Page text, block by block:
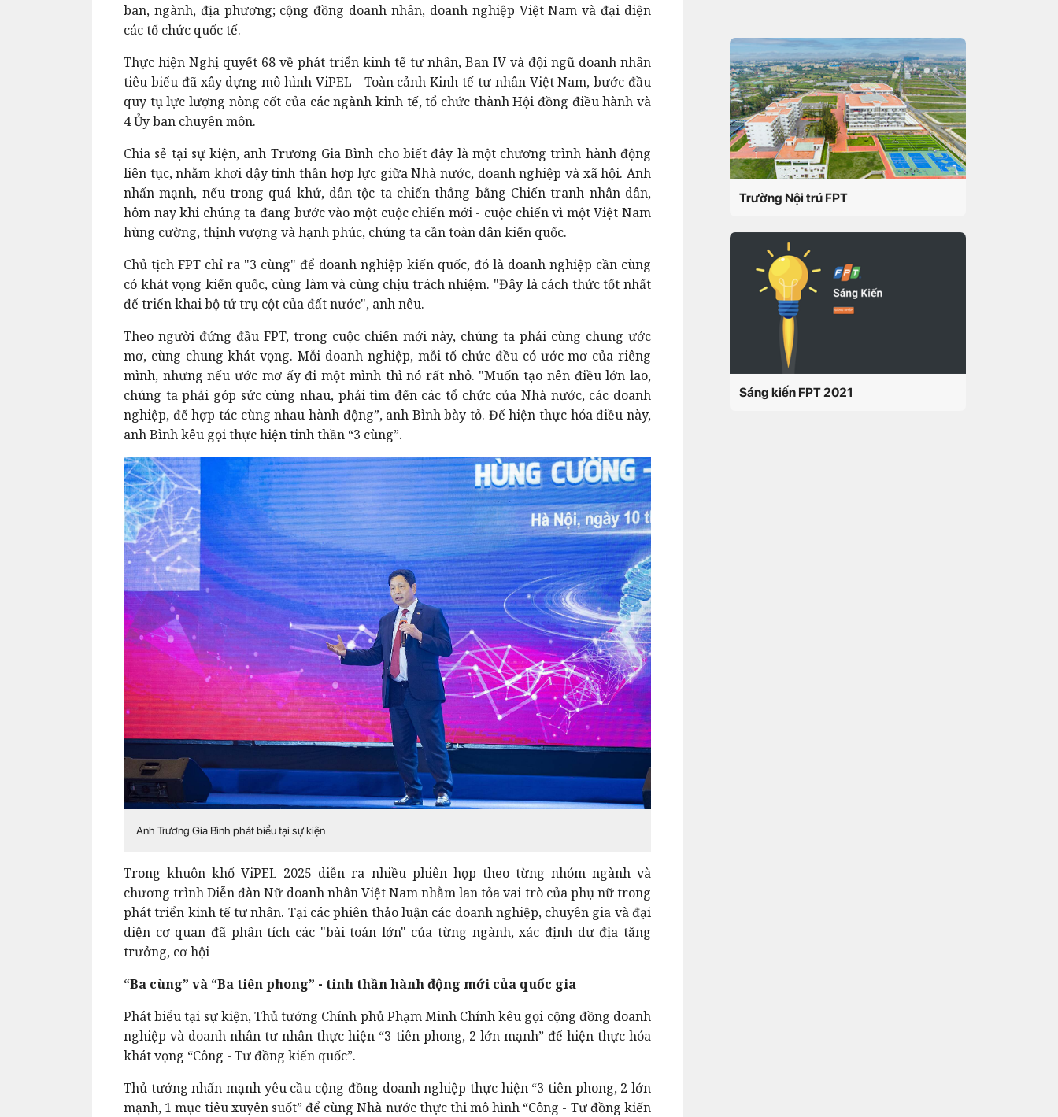
ban, ngành, địa phương; cộng đồng doanh nhân, doanh nghiệp Việt Nam và đại diện
các tổ chức quốc tế.
Thực hiện Nghị quyết 68 về phát triển kinh tế tư nhân, Ban IV và đội ngũ doanh nhân
tiêu biểu đã xây dựng mô hình ViPEL - Toàn cảnh Kinh tế tư nhân Việt Nam, bước đầu
quy tụ lực lượng nòng cốt của các ngành kinh tế, tổ chức thành Hội đồng điều hành và
4 Ủy ban chuyên môn.
Chia sẻ tại sự kiện, anh Trương Gia Bình cho biết đây là một chương trình hành động
liên tục, nhằm khơi dậy tinh thần hợp lực giữa Nhà nước, doanh nghiệp và xã hội. Anh
nhấn mạnh, nếu trong quá khứ, dân tộc ta chiến thắng bằng Chiến tranh nhân dân,
hôm nay khi chúng ta đang bước vào một cuộc chiến mới - cuộc chiến vì một Việt Nam
hùng cường, thịnh vượng và hạnh phúc, chúng ta cần toàn dân kiến quốc.
Chủ tịch FPT chỉ ra "3 cùng" để doanh nghiệp kiến quốc, đó là doanh nghiệp cần cùng
có khát vọng kiến quốc, cùng làm và cùng chịu trách nhiệm. "Đây là cách thức tốt nhất
để triển khai bộ tứ trụ cột của đất nước", anh nêu.
Theo người đứng đầu FPT, trong cuộc chiến mới này, chúng ta phải cùng chung ước
mơ, cùng chung khát vọng. Mỗi doanh nghiệp, mỗi tổ chức đều có ước mơ của riêng
mình, nhưng nếu ước mơ ấy đi một mình thì nó rất nhỏ. "Muốn tạo nên điều lớn lao,
chúng ta phải góp sức cùng nhau, phải tìm đến các tổ chức của Nhà nước, các doanh
nghiệp, để hợp tác cùng nhau hành động”, anh Bình bày tỏ. Để hiện thực hóa điều này,
anh Bình kêu gọi thực hiện tinh thần “3 cùng”.
Anh Trương Gia Bình phát biểu tại sự kiện
Trong khuôn khổ ViPEL 2025 diễn ra nhiều phiên họp theo từng nhóm ngành và
chương trình Diễn đàn Nữ doanh nhân Việt Nam nhằm lan tỏa vai trò của phụ nữ trong
phát triển kinh tế tư nhân. Tại các phiên thảo luận các doanh nghiệp, chuyên gia và đại
diện cơ quan đã phân tích các "bài toán lớn" của từng ngành, xác định dư địa tăng
trưởng, cơ hội
“Ba cùng” và “Ba tiên phong” - tinh thần hành động mới của quốc gia
Phát biểu tại sự kiện, Thủ tướng Chính phủ Phạm Minh Chính kêu gọi cộng đồng doanh
nghiệp và doanh nhân tư nhân thực hiện “3 tiên phong, 2 lớn mạnh” để hiện thực hóa
khát vọng “Công - Tư đồng kiến quốc”.
Thủ tướng nhấn mạnh yêu cầu cộng đồng doanh nghiệp thực hiện “3 tiên phong, 2 lớn
mạnh, 1 mục tiêu xuyên suốt” để cùng Nhà nước thực thi mô hình “Công - Tư đồng kiến
Trường Nội trú FPT
Sáng kiến FPT 2021